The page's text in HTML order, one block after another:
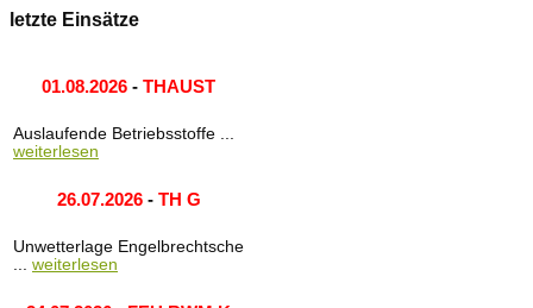
letzte Einsätze
01.08.2026 - THAUST
Auslaufende Betriebsstoffe ...
weiterlesen
26.07.2026- TH G
Unwetterlage Engelbrechtsche
... weiterlesen